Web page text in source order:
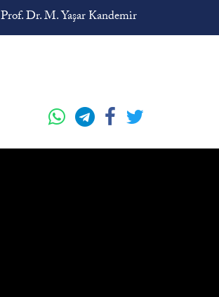
Prof. Dr. M. Yaşar Kandemir